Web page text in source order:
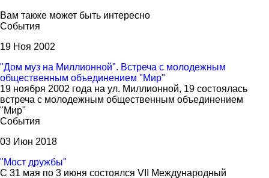
Вам также может быть интересно
События
19 Ноя 2002
"Дом муз на Миллионной". Встреча с молодежным
общественным объединением "Мир"
19 ноября 2002 года на ул. Миллионной, 19 состоялась
встреча с молодежным общественным объединением
"Мир"
События
03 Июн 2018
"Мост дружбы"
С 31 мая по 3 июня состоялся VII Международный